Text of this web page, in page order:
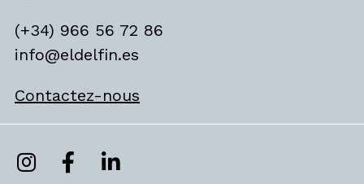
(+34) 966 56 72 86
info@eldelfin.es
Contactez-nous